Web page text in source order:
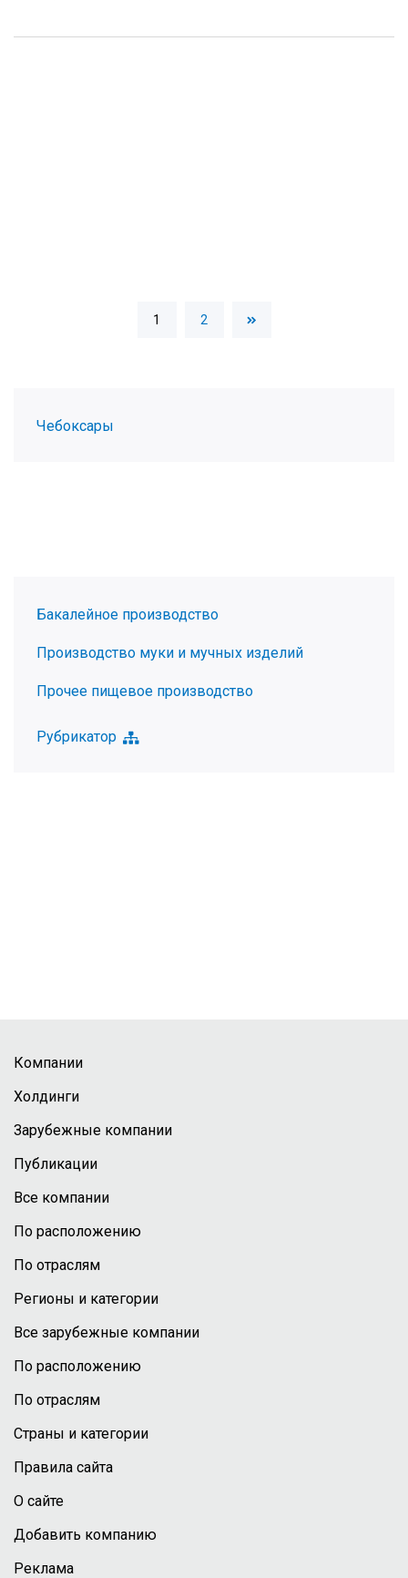
1 2
Чебоксары
Бакалейное производство
Производство муки и мучных изделий
Прочее пищевое производство
Рубрикатор
Компании
Холдинги
Зарубежные компании
Публикации
Все компании
По расположению
По отраслям
Регионы и категории
Все зарубежные компании
По расположению
По отраслям
Страны и категории
Правила сайта
О сайте
Добавить компанию
Реклама